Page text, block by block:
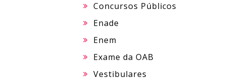
Concursos Públicos
Enade
Enem
Exame da OAB
Vestibulares